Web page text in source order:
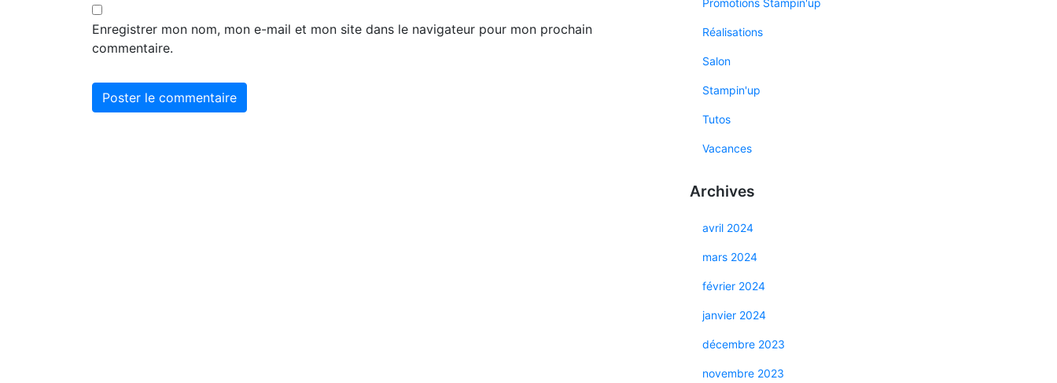
Enregistrer mon nom, mon e-mail et mon site dans le navigateur pour mon prochain
commentaire.
Promotions Stampin'up
Réalisations
Salon
Stampin'up
Tutos
Vacances
Archives
avril 2024
mars 2024
février 2024
janvier 2024
décembre 2023
novembre 2023